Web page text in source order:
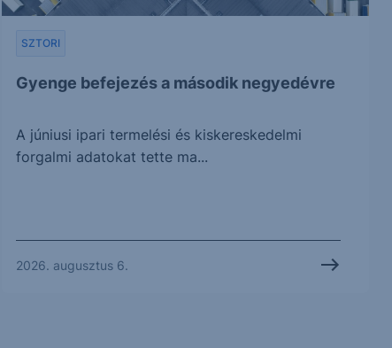
Gyenge befejezés a második negyedévre
SZTORI
A júniusi ipari termelési és kiskereskedelmi
forgalmi adatokat tette ma...
2026. augusztus 6.